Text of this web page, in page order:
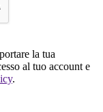
la tua
al tuo account e
.